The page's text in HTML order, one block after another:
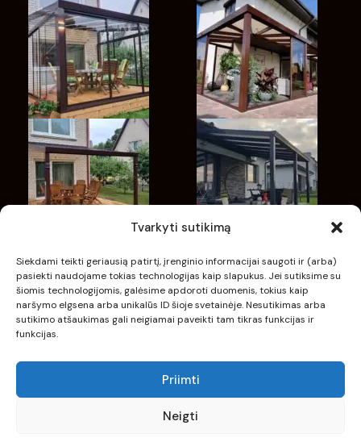
Tvarkyti sutikimą
Siekdami teikti geriausią patirtį, įrenginio informacijai saugoti ir (arba)
pasiekti naudojame tokias technologijas kaip slapukus. Jei sutiksime su
šiomis technologijomis, galėsime apdoroti duomenis, tokius kaip
naršymo elgsena arba unikalūs ID šioje svetainėje. Nesutikimas arba
sutikimo atšaukimas gali neigiamai paveikti tam tikras funkcijas ir
funkcijas.
Priimti
Neigti